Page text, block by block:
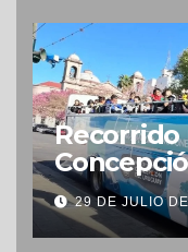
Recorrido
29 DE JULIO